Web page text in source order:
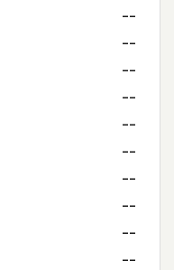
--
--
--
--
--
--
--
--
--
--